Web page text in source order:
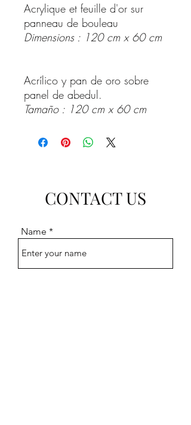
Acrylique et feuille d'or sur
panneau de bouleau
Dimensions : 120 cm x 60 cm
Acrílico y pan de oro sobre
panel de abedul.
Tamaño : 120 cm x 60 cm
CONTACT US
Name